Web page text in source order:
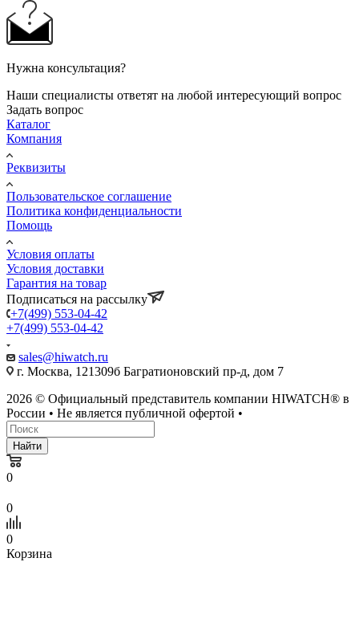
Нужна консультация?
Наши специалисты ответят на любой интересующий вопрос
Задать вопрос
Каталог
Компания
Реквизиты
Пользовательское соглашение
Политика конфиденциальности
Помощь
Условия оплаты
Условия доставки
Гарантия на товар
Подписаться на рассылку
+7(499) 553-04-42
+7(499) 553-04-42
sales@hiwatch.ru
г. Москва, 121309б Багратионовский пр-д, дом 7
2026 © Официальный представитель компании HIWATCH® в
России • Не является публичной офертой •
Найти
0
0
0
Корзина